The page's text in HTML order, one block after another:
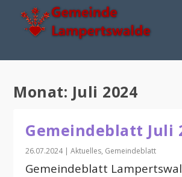
Monat: Juli 2024
Gemeindeblatt Juli
26.07.2024|Aktuelles, Gemeindeblatt
Gemeindeblatt